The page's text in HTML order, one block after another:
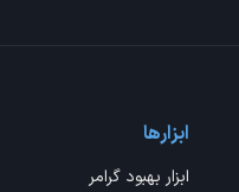
ابزارها
ابزار بهبود گرامر